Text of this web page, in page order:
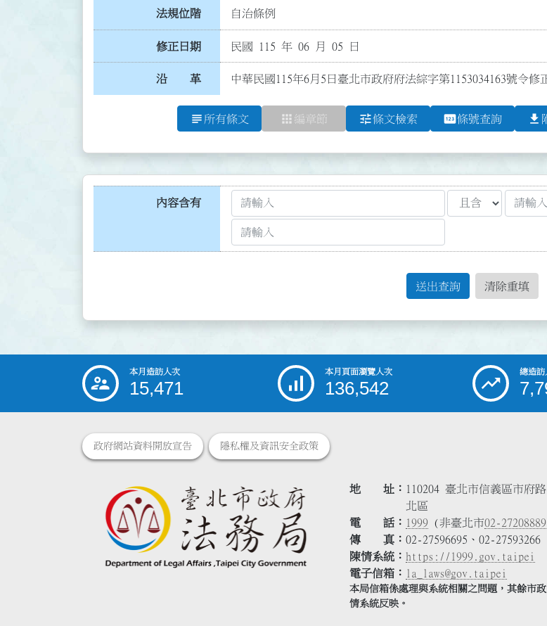
法規位階 自治條例
修正日期 民國 115 年 06 月 05 日
沿 革 中華民國115年6月5日臺北市政府府法綜字第1153034163號令
subject 所有條文 apps 編章節 tune條文檢索 pin條號查詢 file_download
內容含有
送出查詢 清除重填
::: 本月造訪人次
15,471
本月頁面瀏覽人次
136,542
總造訪
政府網站資料開放宣告 隱私權及資訊安全政策
地 址
110204 臺北市信義區市府
北區
電 話
1999 (非臺北市02-27208889
傳 真
02-27596695、02-27593266
陳情系統
https://1999.gov.taipei
電子信箱
la_laws@gov.taipei
本局信箱係處理與系統相關之問題，其餘市
情系統反映。